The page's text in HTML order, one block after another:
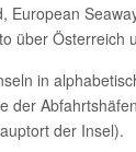
über Österreich
in
der
der Insel).